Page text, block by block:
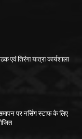
एवं तिरंगा यात्रा कार्यशाला
पर नर्सिंग स्टाफ के लिए